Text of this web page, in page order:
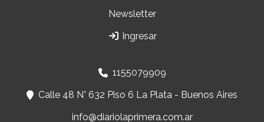
Newsletter
Ingresar
1155079909
Calle 48 N° 632 Piso 6 La Plata - Buenos Aires
info@diariolaprimera.com.ar